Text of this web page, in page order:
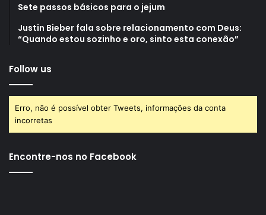
Sete passos básicos para o jejum
Justin Bieber fala sobre relacionamento com Deus:
“Quando estou sozinho e oro, sinto esta conexão”
Follow us
Erro, não é possível obter Tweets, informações da conta
incorretas
Encontre-nos no Facebook